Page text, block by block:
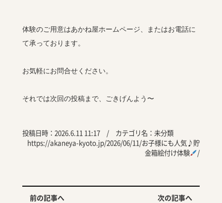
体験のご用意はあかね屋ホームページ、またはお電話に
て承っております。
お気軽にお問合せください。
それでは次回の投稿まで、ごきげんよう〜
投稿日時：2026.6.11 11:17 / カテゴリ名： 未分類
https://akaneya-kyoto.jp/2026/06/11/お子様にも人気♪貯
金箱絵付け体験
/
前の記事へ 次の記事へ